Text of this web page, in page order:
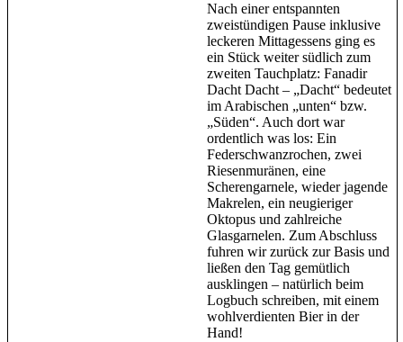
Nach einer entspannten
zweistündigen Pause inklusive
leckeren Mittagessens ging es
ein Stück weiter südlich zum
zweiten Tauchplatz: Fanadir
Dacht Dacht – „Dacht“ bedeutet
im Arabischen „unten“ bzw.
„Süden“. Auch dort war
ordentlich was los: Ein
Federschwanzrochen, zwei
Riesenmuränen, eine
Scherengarnele, wieder jagende
Makrelen, ein neugieriger
Oktopus und zahlreiche
Glasgarnelen. Zum Abschluss
fuhren wir zurück zur Basis und
ließen den Tag gemütlich
ausklingen – natürlich beim
Logbuch schreiben, mit einem
wohlverdienten Bier in der
Hand!